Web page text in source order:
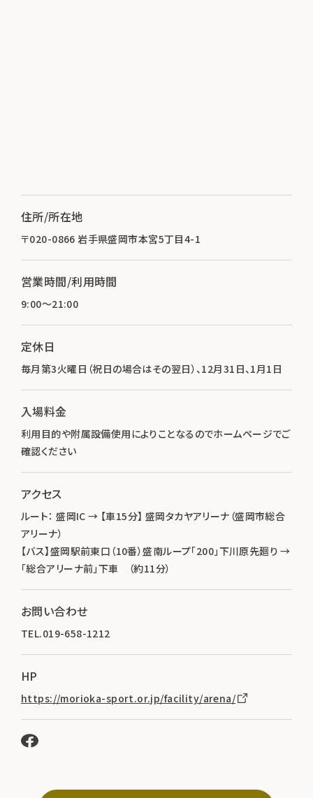
住所/所在地
〒020-0866 岩手県盛岡市本宮5丁目4-1
営業時間/利用時間
9:00～21:00
定休日
毎月第3火曜日（祝日の場合はその翌日）、12月31日、1月1日
入場料金
利用目的や附属設備使用によりことなるのでホームページでご
確認ください
アクセス
ルート： 盛岡IC → 【車15分】 盛岡タカヤアリーナ（盛岡市総合
アリーナ）
【バス】盛岡駅前東口（10番）盛南ループ「200」下川原先廻り →
「総合アリーナ前」下車 （約11分）
お問い合わせ
TEL.019-658-1212
HP
https://morioka-sport.or.jp/facility/arena/